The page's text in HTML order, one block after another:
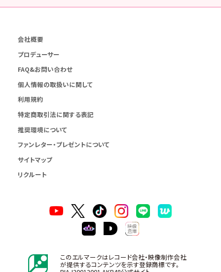
会社概要
プロデューサー
FAQ&お問い合わせ
個人情報の取扱いに関して
利用規約
特定商取引法に関する表記
推奨環境について
ファンレター・プレゼントについて
サイトマップ
リクルート
このエルマークはレコード会社・映像制作会社
が提供するコンテンツを示す登録商標です。